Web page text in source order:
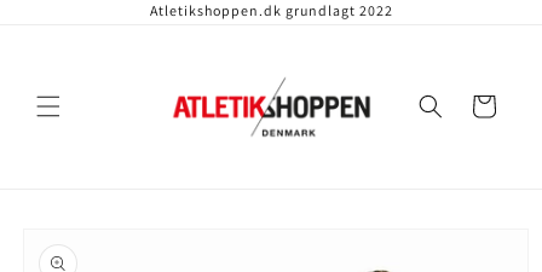
Atletikshoppen.dk grundlagt 2022
Indkøbskurv